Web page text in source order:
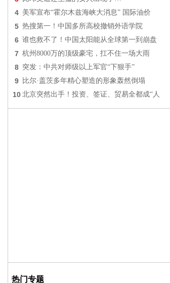
4 美军宣布“霍尔木兹海峡大消息” 国际油价
5 热搜第一！中国多所高校撤销外语学院
6 谁也救不了！中国太阳能从全球第一到崩盘
7 杭州8000万的顶级豪宅，扛不住一场大雨
8 突发：中共对师级以上军官“下狠手”
9 比尔·盖茨多年精心塑造的形象轰然倒塌
10 北京突然出手！投资、签证、贸易全都成“人
热门专题